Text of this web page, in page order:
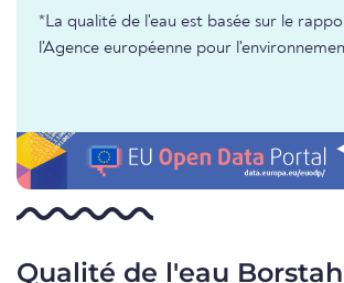
*La qualité de l'eau est basée sur le
l'Agence européenne pour
Qualité de l'eau